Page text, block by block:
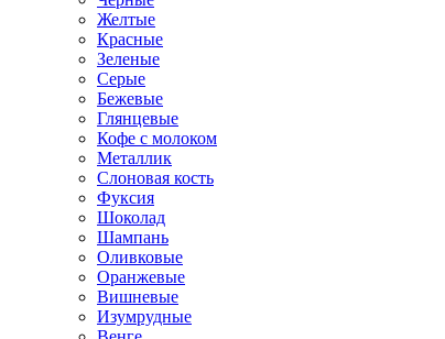
Желтые
Красные
Зеленые
Серые
Бежевые
Глянцевые
Кофе с молоком
Металлик
Слоновая кость
Фуксия
Шоколад
Шампань
Оливковые
Оранжевые
Вишневые
Изумрудные